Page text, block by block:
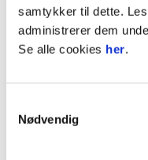
samtykker til dette.
administrerer dem
Se alle cookies her.
Nødvendig